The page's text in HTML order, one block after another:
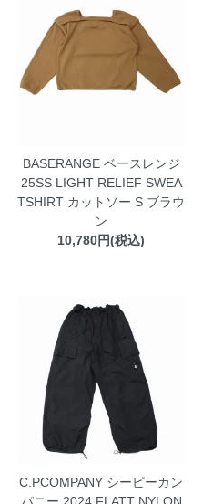
BASERANGE ベースレンジ
25SS LIGHT RELIEF SWEA
TSHIRT カットソー S ブラウ
ン
10,780円(税込)
C.PCOMPANY シーピーカン